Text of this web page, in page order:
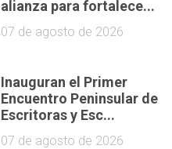
alianza para fortalece...
07 de agosto de 2026
Inauguran el Primer
Encuentro Peninsular de
Escritoras y Esc...
07 de agosto de 2026